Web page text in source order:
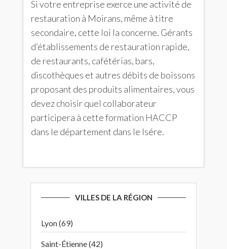
Si votre entreprise exerce une activité de
restauration à Moirans, même à titre
secondaire, cette loi la concerne. Gérants
d’établissements de restauration rapide,
de restaurants, cafétérias, bars,
discothèques et autres débits de boissons
proposant des produits alimentaires, vous
devez choisir quel collaborateur
participera à cette formation HACCP
dans le département dans le Isére.
VILLES DE LA RÉGION
Lyon (69)
Saint-Étienne (42)